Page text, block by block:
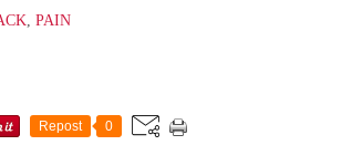
, PAIN
Repost 0